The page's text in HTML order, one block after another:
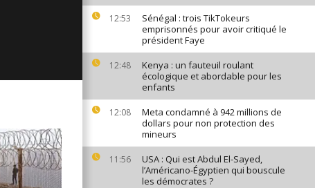
12:53
Sénégal : trois TikTokeurs
emprisonnés pour avoir critiqué le
président Faye
12:48
Kenya : un fauteuil roulant
écologique et abordable pour les
enfants
12:08
Meta condamné à 942 millions de
dollars pour non protection des
mineurs
11:56
USA : Qui est Abdul El-Sayed,
l’Américano-Égyptien qui bouscule
les démocrates ?